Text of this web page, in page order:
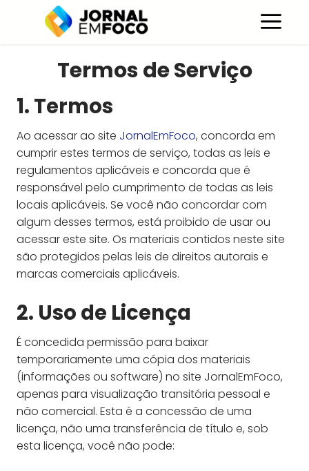
Termos de Serviço
1. Termos
Ao acessar ao site JornalEmFoco, concorda em
cumprir estes termos de serviço, todas as leis e
regulamentos aplicáveis ​​e concorda que é
responsável pelo cumprimento de todas as leis
locais aplicáveis. Se você não concordar com
algum desses termos, está proibido de usar ou
acessar este site. Os materiais contidos neste site
são protegidos pelas leis de direitos autorais e
marcas comerciais aplicáveis.
2. Uso de Licença
É concedida permissão para baixar
temporariamente uma cópia dos materiais
(informações ou software) no site JornalEmFoco,
apenas para visualização transitória pessoal e
não comercial. Esta é a concessão de uma
licença, não uma transferência de título e, sob
esta licença, você não pode: